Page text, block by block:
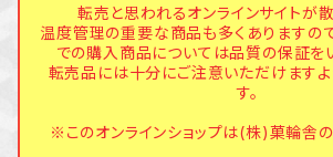
転売と思われるオンラインサイトが散
温度管理の重要な商品も多くありますの
での購入商品については品質の保証を
転売品には十分にご注意いただけますよ
す。
※このオンラインショップは(株)菓輪舎の